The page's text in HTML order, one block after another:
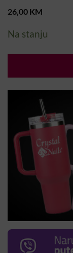
26,00 KM
Na stanju